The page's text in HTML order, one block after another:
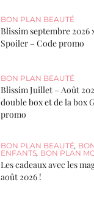
BON PLAN BEAUTÉ
Blissim septembre 2026
Spoiler – Code promo
BON PLAN BEAUTÉ
Blissim Juillet – Août
double box et de la box
promo
BON PLAN BEAUTÉ,
ENFANTS, BON PLAN
Les cadeaux avec les
août 2026 !